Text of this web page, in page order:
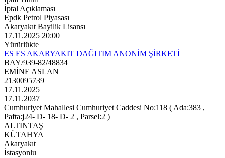
İptal Açıklaması
Epdk Petrol Piyasası
Akaryakıt Bayilik Lisansı
17.11.2025 20:00
Yürürlükte
ES ES AKARYAKIT DAĞITIM ANONİM ŞİRKETİ
BAY/939-82/48834
EMİNE ASLAN
2130095739
17.11.2025
17.11.2037
Cumhuriyet Mahallesi Cumhuriyet Caddesi No:118 ( Ada:383 ,
Pafta:j24- D- 18- D- 2 , Parsel:2 )
ALTINTAŞ
KÜTAHYA
Akaryakıt
İstasyonlu